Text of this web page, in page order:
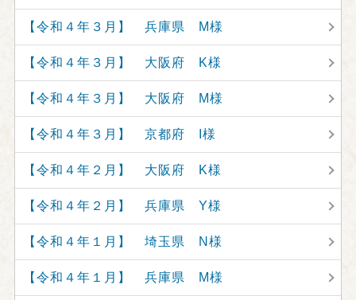
【令和４年３月】 兵庫県 M様
【令和４年３月】 大阪府 K様
【令和４年３月】 大阪府 M様
【令和４年３月】 京都府 I様
【令和４年２月】 大阪府 K様
【令和４年２月】 兵庫県 Y様
【令和４年１月】 埼玉県 N様
【令和４年１月】 兵庫県 M様